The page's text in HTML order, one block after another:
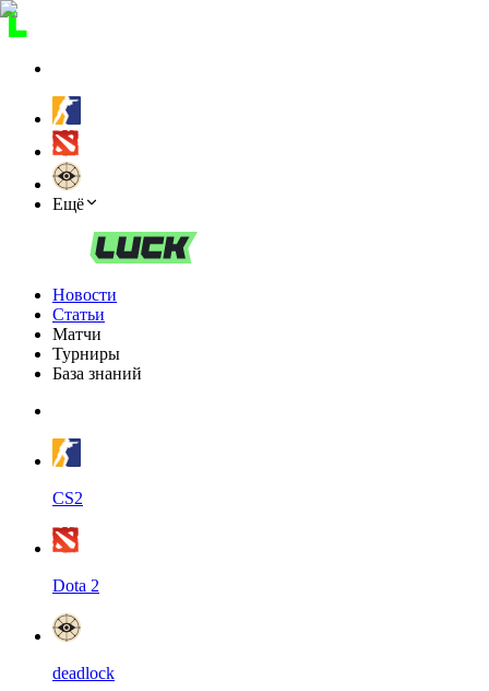
Ещё
Новости
Статьи
Матчи
Турниры
База знаний
CS2
Dota 2
deadlock